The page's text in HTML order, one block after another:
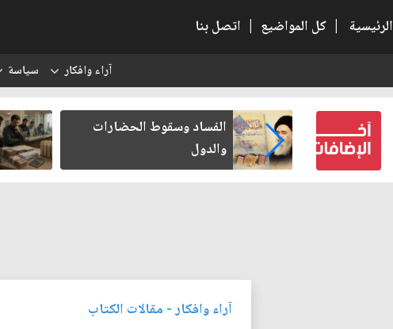
الرئيسية | كل المواضيع | اتصل بنا
آراء وافكار سياسة
كتب لنفسه
الفساد وسقوط الحضارات
والدول
آراء وافكار- مقالات الكتاب